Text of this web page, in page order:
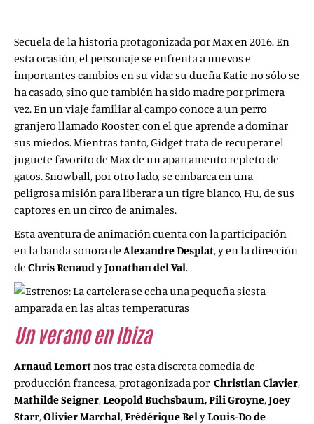
Secuela de la historia protagonizada porMax en 2016. En
esta ocasión, el personaje se enfrenta a nuevos e
importantes cambios en su vida: su dueña Katie no sólo se
ha casado, sino que también ha sido madre por primera
vez. En un viaje familiar al campo conoce a un perro
granjero llamado Rooster, con el que aprende a dominar
sus miedos. Mientras tanto, Gidget trata de recuperar el
juguete favorito de Max de un apartamento repleto de
gatos. Snowball, por otro lado, se embarca en una
peligrosa misión para liberar a un tigre blanco, Hu, de sus
captores en un circo de animales.
Esta aventura de animación cuenta con la participación
en la banda sonora de Alexandre Desplat, y en la dirección
de Chris RenaudyJonathan del Val.
Un verano en Ibiza(
Arnaud Lemortnos trae esta discreta comedia de
producción francesa, protagonizada por Christian Clavier,
Mathilde Seigner,Leopold Buchsbaum,Pili Groyne,Joey
Starr,Olivier Marchal,Frédérique BelyLouis-Do de